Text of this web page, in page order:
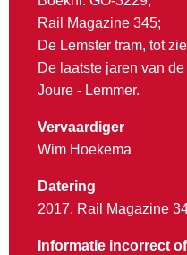
Rail Magazine 345;
De Lemster tram, tot
De laatste jaren van
Joure - Lemmer.
Vervaardiger
Wim Hoekema
Datering
2017, Rail Magazine
Informatie incorrect